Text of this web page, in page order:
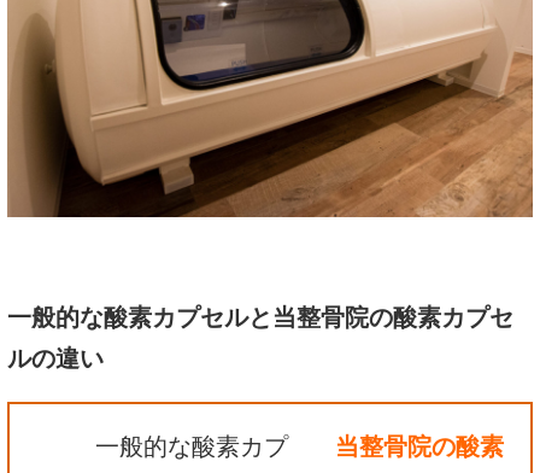
一般的な酸素カプセルと当整骨院の酸素カプセ
ルの違い
一般的な酸素カプ
当整骨院の酸素